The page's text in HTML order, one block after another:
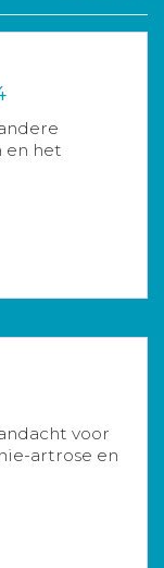
en het
voor
artrose en